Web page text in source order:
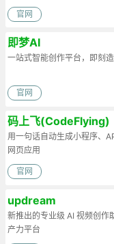
官网
即梦AI
一站式智能创作平台，即刻
官网
码上飞(CodeFlying)
用一句话自动生成小程序、
网页应用
官网
updream
新推出的专业级 AI 视频创作
产力平台